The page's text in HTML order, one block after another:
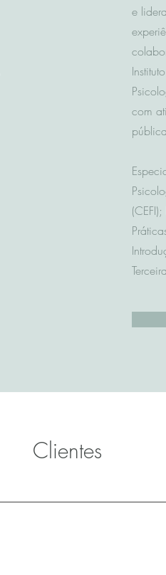
e
com
Clientes